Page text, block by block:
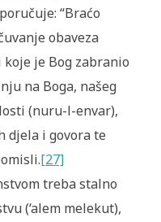
“Braćo
obaveza
je Bog zabranio
na Boga, našeg
(nuru-l-envar),
djela i govora te
[27]
treba stalno
(‘alem melekut),